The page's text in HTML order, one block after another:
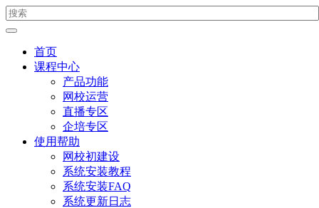
首页
课程中心
产品功能
网校运营
直播专区
企培专区
使用帮助
网校初建设
系统安装教程
系统安装FAQ
系统更新日志